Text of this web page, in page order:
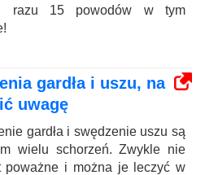
razu 15 powodów w tym
gardła i uszu, na
uwagę
gardła i swędzenie uszu są
wielu schorzeń. Zwykle nie
poważne i można je leczyć w